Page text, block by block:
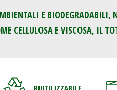
E BIODEGRADABILI,
CELLULOSA E VISCOSA, IL
RIUTILIZZABILE